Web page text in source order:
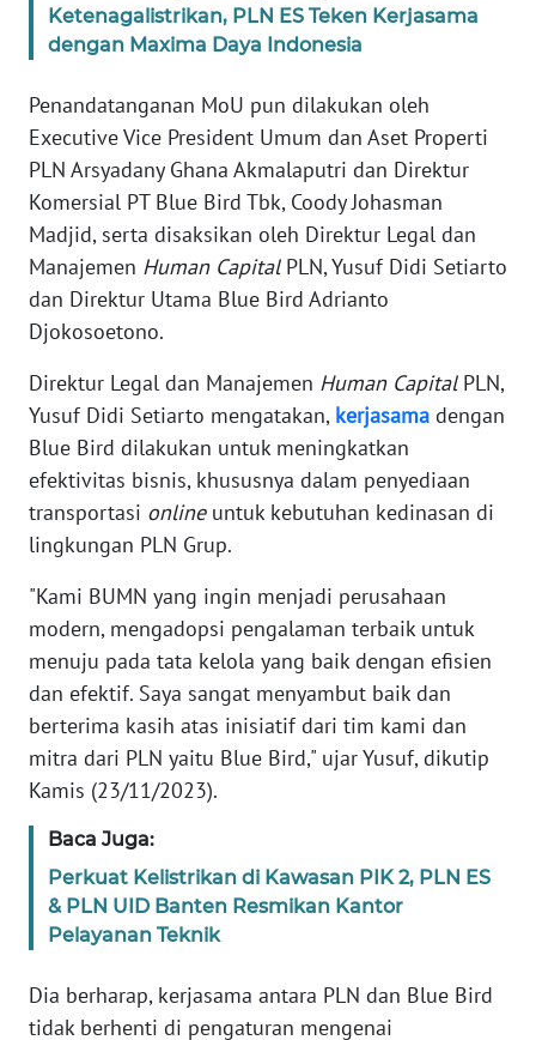
Ketenagalistrikan, PLN ES Teken Kerjasama
dengan Maxima Daya Indonesia
Penandatanganan MoU pun dilakukan oleh
Executive Vice President Umum dan Aset Properti
PLN Arsyadany Ghana Akmalaputri dan Direktur
Komersial PT Blue Bird Tbk, Coody Johasman
Madjid, serta disaksikan oleh Direktur Legal dan
Manajemen Human CapitalPLN, Yusuf Didi Setiarto
dan Direktur Utama Blue Bird Adrianto
Djokosoetono.
Direktur Legal dan Manajemen Human CapitalPLN,
Yusuf Didi Setiarto mengatakan, kerjasama dengan
Blue Bird dilakukan untuk meningkatkan
efektivitas bisnis, khususnya dalam penyediaan
transportasi onlineuntuk kebutuhan kedinasan di
lingkungan PLN Grup.
"Kami BUMN yang ingin menjadi perusahaan
modern, mengadopsi pengalaman terbaik untuk
menuju pada tata kelola yang baik dengan efisien
dan efektif. Saya sangat menyambut baik dan
berterima kasih atas inisiatif dari tim kami dan
mitra dari PLN yaitu Blue Bird," ujar Yusuf, dikutip
Kamis (23/11/2023).
Baca Juga:
Perkuat Kelistrikan di Kawasan PIK 2, PLN ES
& PLN UID Banten Resmikan Kantor
Pelayanan Teknik
Dia berharap, kerjasama antara PLN dan Blue Bird
tidak berhenti di pengaturan mengenai
Wahana
Regional
SUMUT
WN
JAKARTA
WN
JABAR
WN
BANTEN
WN
NTT
KEPRI
WN
PAPUA
PAPUA
BARAT
RIAU
WN